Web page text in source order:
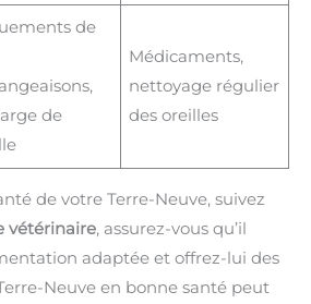
de
de
Médicaments,
nettoyage régulier
des oreilles
de votre Terre-Neuve, suivez
vétérinaire, assurez-vous qu’il
adaptée et offrez-lui des
Neuve en bonne santé peut